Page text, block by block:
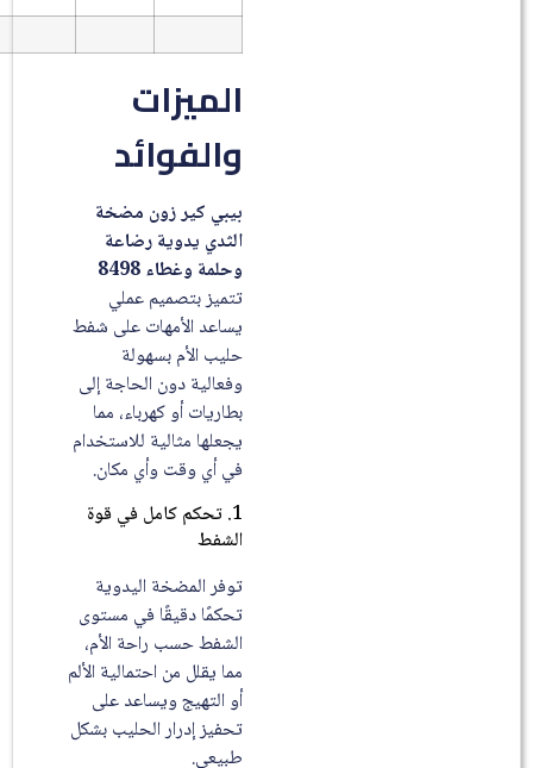
الميزات
والفوائد
بيبي كير زون مضخة
الثدي يدوية رضاعة
وحلمة وغطاء 8498
تتميز بتصميم عملي
يساعد الأمهات على شفط
حليب الأم بسهولة
وفعالية دون الحاجة إلى
بطاريات أو كهرباء، مما
يجعلها مثالية للاستخدام
في أي وقت وأي مكان.
1. تحكم كامل في قوة
الشفط
توفر المضخة اليدوية
تحكمًا دقيقًا في مستوى
الشفط حسب راحة الأم،
مما يقلل من احتمالية الألم
أو التهيج ويساعد على
تحفيز إدرار الحليب بشكل
طبيعي.